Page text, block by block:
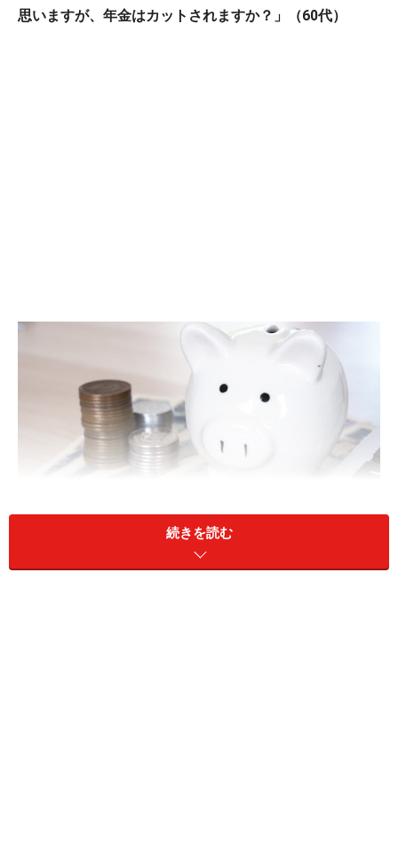
思いますが、年金はカットされますか？」（60代）
続きを読む